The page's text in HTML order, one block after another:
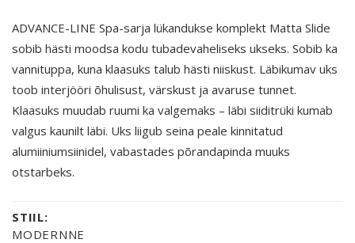
ADVANCE-LINE Spa-sarja lükandukse komplekt Matta Slide
sobib hästi moodsa kodu tubadevaheliseks ukseks. Sobib ka
vannituppa, kuna klaasuks talub hästi niiskust. Läbikumav uks
toob interjööri õhulisust, värskust ja avaruse tunnet.
Klaasuks muudab ruumi ka valgemaks – läbi siiditrüki kumab
valgus kaunilt läbi. Uks liigub seina peale kinnitatud
alumiiniumsiinidel, vabastades põrandapinda muuks
otstarbeks.
STIIL:
MODERNNE